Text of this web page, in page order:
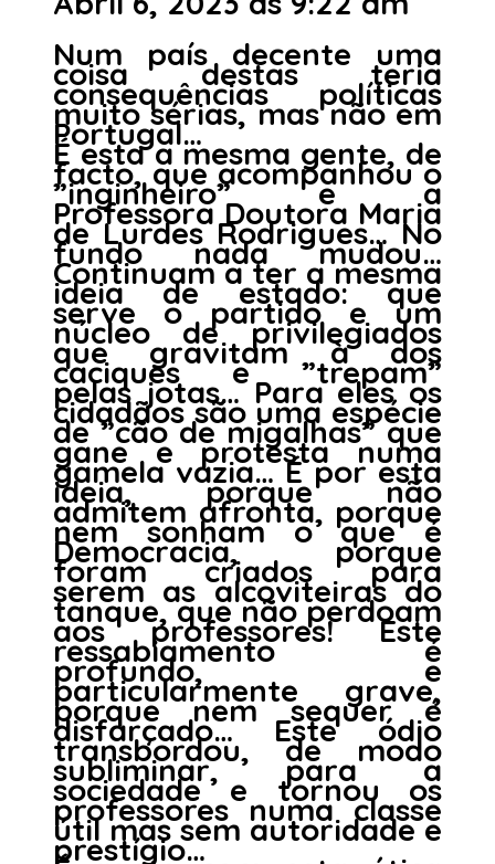
Num país decente uma
coisa destas teria
consequências políticas
muito sérias, mas não em
Portugal…
É esta a mesma gente, de
facto, que acompanhou o
”inginheiro” e a
Professora Doutora Maria
de Lurdes Rodrigues… No
fundo nada mudou…
Continuam a ter a mesma
ideia de estado: que
serve o partido e um
núcleo de privilegiados
que gravitam à dos
caciques e ”trepam”
pelas jotas… Para eles os
cidadãos são uma espécie
de ”cão de migalhas” que
gane e protesta numa
gamela vazia… É por esta
ideia, porque não
admitem afronta, porque
nem sonham o que é
Democracia, porque
foram criados para
serem as alcoviteiras do
tanque, que não perdoam
aos professores! Este
ressabiamento é
profundo, e
particularmente grave,
porque nem sequer é
disfarçado… Este ódio
transbordou, de modo
subliminar, para a
sociedade e tornou os
professores numa classe
útil mas sem autoridade e
prestígio…